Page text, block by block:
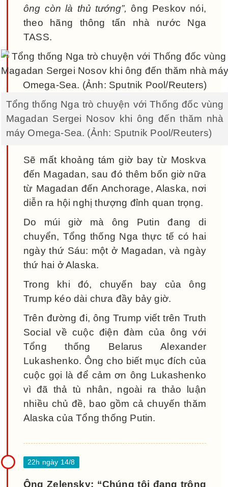
ông còn là thủ tướng”, ông Peskov nói,
theo hãng thông tấn nhà nước Nga
TASS.
Tổng thống Nga trò chuyện với Thống đốc vùng
Magadan Sergei Nosov khi ông đến thăm nhà
máy Omega-Sea. (Ảnh: Sputnik Pool/Reuters)
Sẽ mất khoảng tám giờ bay từ Moskva
đến Magadan, sau đó thêm bốn giờ nữa
từ Magadan đến Anchorage, Alaska, nơi
diễn ra hội nghị thượng đỉnh quan trọng.
Do múi giờ mà ông Putin đang di
chuyển, Tổng thống Nga thực tế có hai
ngày thứ Sáu: một ở Magadan, và ngày
thứ hai ở Alaska.
Trong khi đó, chuyến bay của ông
Trump kéo dài chưa đầy bảy giờ.
Trên đường đi, ông Trump viết trên Truth
Social về cuộc điện đàm của ông với
Tổng thống Belarus Alexander
Lukashenko. Ông cho biết mục đích của
cuộc gọi là để cảm ơn ông Lukashenko
vì đã thả tù nhân, ngoài ra thảo luận
nhiều chủ đề, bao gồm cả chuyến thăm
Alaska của Tổng thống Putin.
Ông Zelensky: “Chúng tôi đang trông